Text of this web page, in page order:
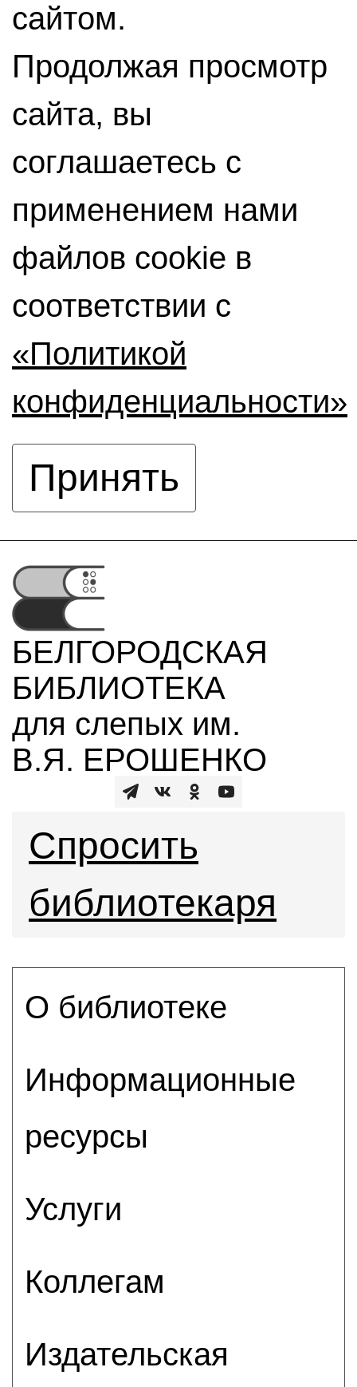
сайтом.
Продолжая просмотр
сайта, вы
соглашаетесь с
применением нами
файлов cookie в
соответствии с
«Политикой
конфиденциальности»
Принять
БЕЛГОРОДСКАЯ
БИБЛИОТЕКА
для слепых им.
В.Я. ЕРОШЕНКО
Спросить
библиотекаря
О библиотеке
Информационные
ресурсы
Услуги
Коллегам
Издательская